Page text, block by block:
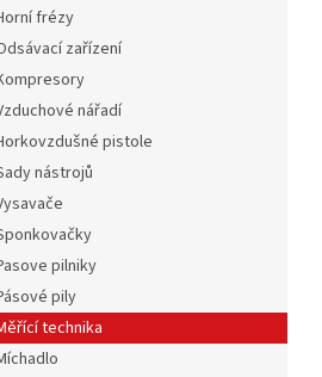
frézy
zařízení
nářadí
pistole
nástrojů
pilniky
pily
technika